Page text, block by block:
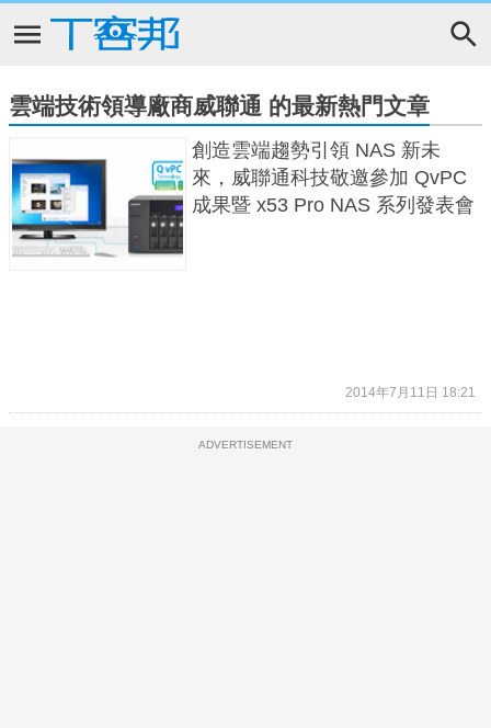
雲端技術領導廠商威聯通 的最新熱門文章
創造雲端趨勢引領 NAS 新未
來，威聯通科技敬邀參加 QvPC
成果暨 x53 Pro NAS 系列發表會
2014年7月11日 18:21
ADVERTISEMENT